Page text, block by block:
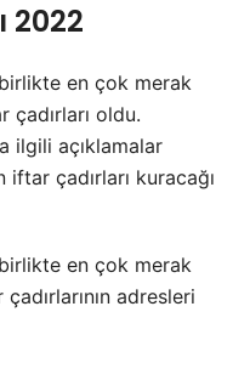
2022
birlikte en çok merak
oldu.
ilgili açıklamalar
çadırları kuracağı
birlikte en çok merak
adresleri